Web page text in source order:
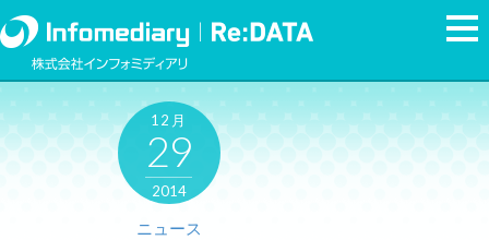
12月
29
2014
ニュース